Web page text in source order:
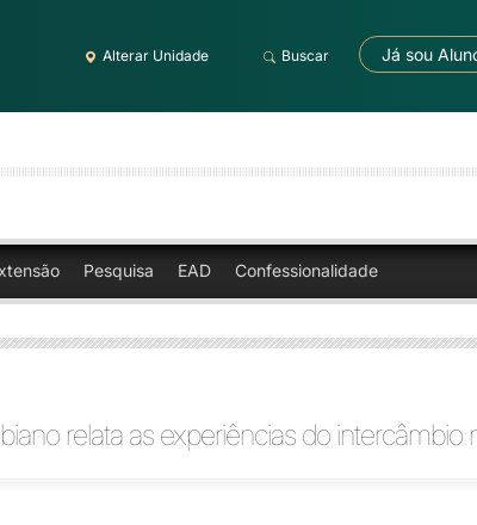
Alterar Unidade Buscar Já sou
Pesquisa EAD Confessionalidade
relata as experiências do intercâmbio